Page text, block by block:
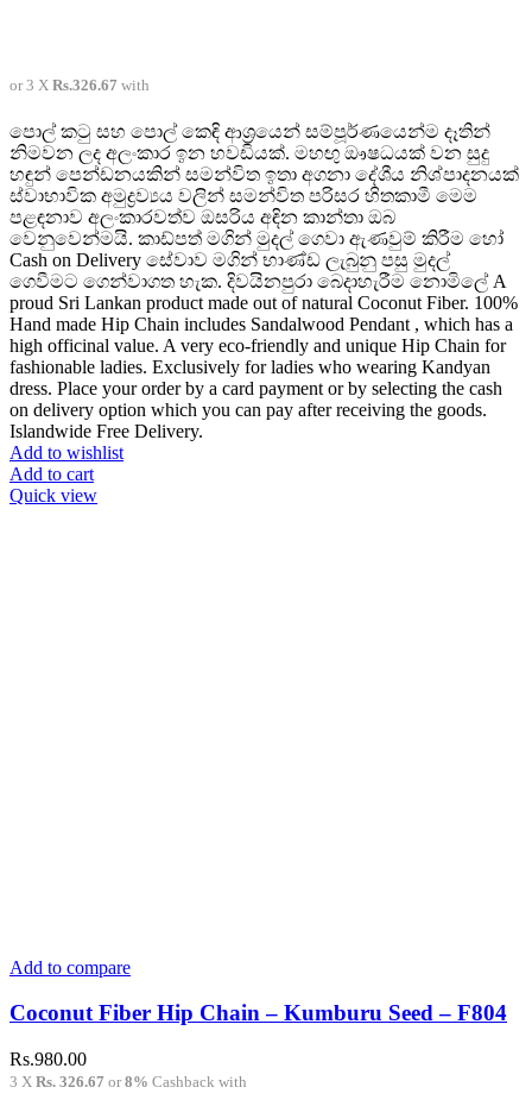
or 3 X Rs.326.67 with
පොල් කටු සහ පොල් කෙඳි ආශ්‍රයෙන් සම්පූර්ණයෙන්ම දෑතින්
නිමවන ලද අලංකාර ඉන හවඩියක්. මහඟු ඖෂධයක් වන සුදු
හඳුන් පෙන්ඩනයකින් සමන්විත ඉතා අගනා දේශීය නිශ්පාදනයක්
ස්වාභාවික අමුද්‍රව්‍යය වලින් සමන්විත පරිසර හිතකාමී මෙම
පළඳනාව අලංකාරවත්ව ඔසරිය අඳින කාන්තා ඔබ
වෙනුවෙන්මයි. කාඩ්පත් මගින් මුදල් ගෙවා ඇණවුම් කිරීම හෝ
Cash on Delivery සේවාව මගින් භාණ්ඩ ලැබුනු පසු මුදල්
ගෙවීමට ගෙන්වාගත හැක. දිවයිනපුරා බෙදාහැරීම නොමිලේ A
proud Sri Lankan product made out of natural Coconut Fiber. 100%
Hand made Hip Chain includes Sandalwood Pendant , which has a
high officinal value. A very eco-friendly and unique Hip Chain for
fashionable ladies. Exclusively for ladies who wearing Kandyan
dress. Place your order by a card payment or by selecting the cash
on delivery option which you can pay after receiving the goods.
Islandwide Free Delivery.
Add to wishlist
Add to cart
Quick view
Add to compare
Coconut Fiber Hip Chain – Kumburu Seed – F804
Rs.980.00
3 X Rs. 326.67 or8% Cashback with